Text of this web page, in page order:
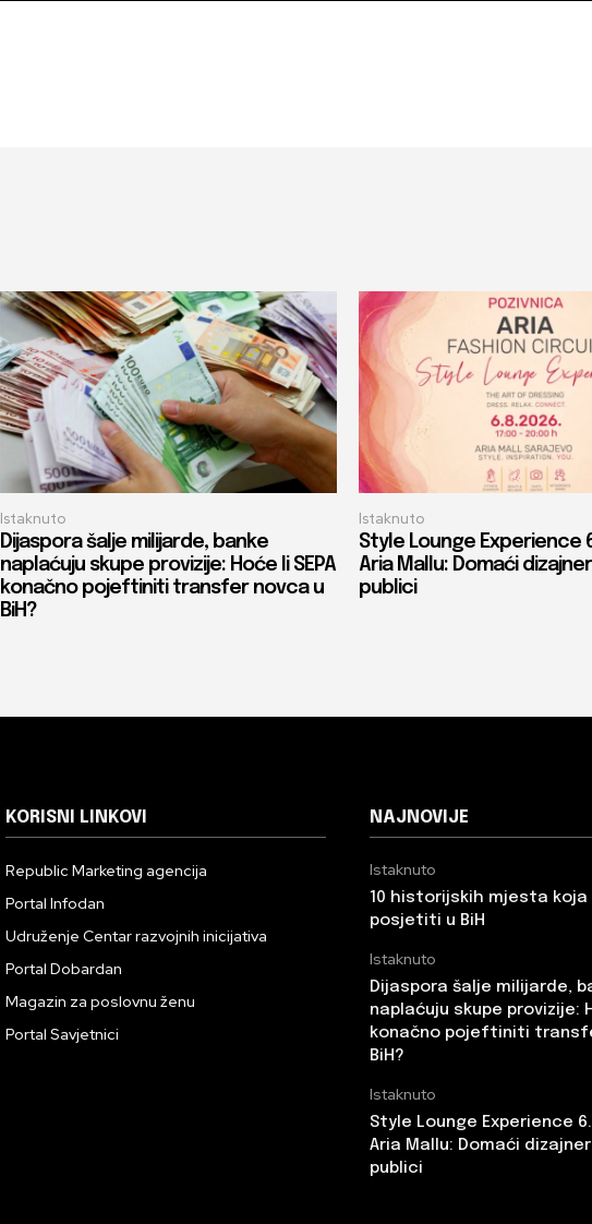
Istaknuto
Dijaspora šalje milijarde, banke
naplaćuju skupe provizije: Hoće li SEPA
konačno pojeftiniti transfer novca u
BiH?
Istaknuto
Style Lounge Experience
Aria Mallu: Domaći
publici
KORISNI LINKOVI
Republic Marketing agencija
Portal Infodan
Udruženje Centar razvojnih inicijativa
Portal Dobardan
Magazin za poslovnu ženu
Portal Savjetnici
NAJNOVIJE
Istaknuto
10 historijskih mjesta
posjetiti u BiH
Istaknuto
Dijaspora šalje milijarde,
naplaćuju skupe provizije:
konačno pojeftiniti
BiH?
Istaknuto
Style Lounge Experience
Aria Mallu: Domaći
publici